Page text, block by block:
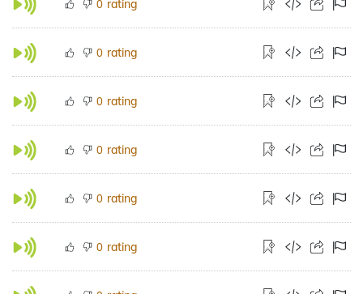
0 rating
0 rating
0 rating
0 rating
0 rating
0 rating